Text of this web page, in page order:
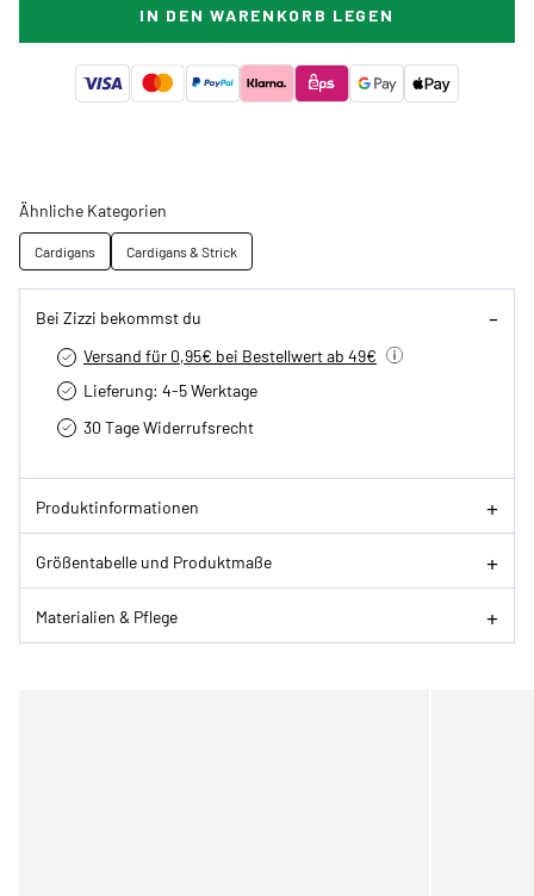
IN DEN WARENKORB LEGEN
Ähnliche Kategorien
Cardigans Cardigans & Strick
Bei Zizzi bekommst du
Versand für 0,95€ bei Bestellwert ab 49€
Lieferung: 4-5 Werktage
30 Tage Widerrufsrecht
Produktinformationen
Größentabelle und Produktmaße
Materialien & Pflege